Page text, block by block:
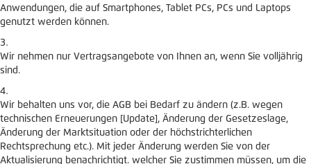
Anwendungen, die auf Smartphones, Tablet PCs, PCs und Laptops
genutzt werden können.
Wir nehmen nur Vertragsangebote von Ihnen an, wenn Sie volljährig
sind.
Wir behalten uns vor, die AGB bei Bedarf zu ändern (z.B. wegen
technischen Erneuerungen [Update], Änderung der Gesetzeslage,
Änderung der Marktsituation oder der höchstrichterlichen
Rechtsprechung etc.). Mit jeder Änderung werden Sie von der
Aktualisierung benachrichtigt. welcher Sie zustimmen müssen, um die